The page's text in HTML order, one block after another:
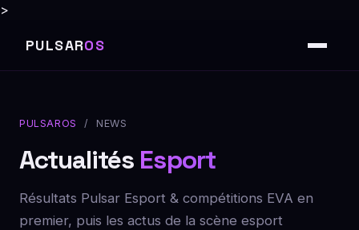
>
PULSAROS
PULSAROS / NEWS
Actualités Esport
Résultats Pulsar Esport & compétitions EVA en
premier, puis les actus de la scène esport